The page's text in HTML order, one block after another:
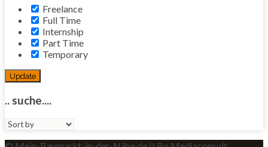
Freelance
Full Time
Internship
Part Time
Temporary
Update
.. suche....
Sort